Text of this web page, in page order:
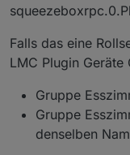
Falls das eine
LMC Plugin
Gruppe
Gruppe
denselben